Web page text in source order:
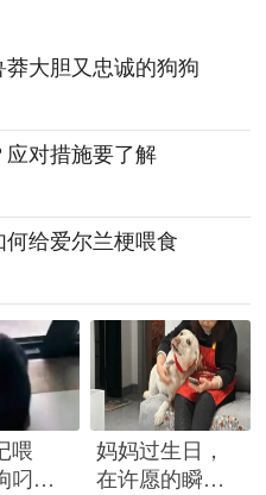
大胆又忠诚的狗狗
对措施要了解
给爱尔兰梗喂食
喂
叼起
妈妈过生日，
在许愿的瞬间